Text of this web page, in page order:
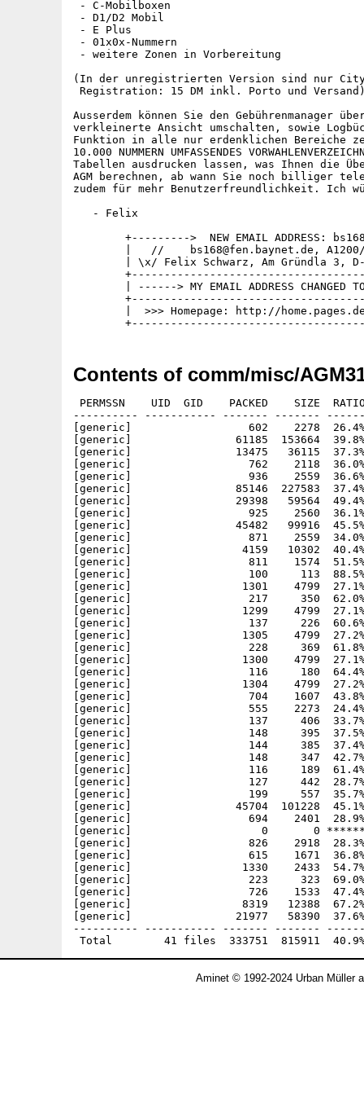
- C-Mobilboxen
- D1/D2 Mobil
- E Plus
- 01x0x-Nummern
- weitere Zonen in Vorbereitung
(In der unregistrierten Version sind nur
Registration: 15 DM inkl. Porto und
Ausserdem können Sie den Gebührenmanager
verkleinerte Ansicht umschalten, sowie
Funktion in alle nur erdenklichen Bereiche
10.000 NUMMERN UMFASSENDES
Tabellen ausdrucken lassen, was Ihnen die
AGM berechnen, ab wann Sie noch billiger
zudem für mehr Benutzerfreundlichkeit. Ich
   - Felix
+--------->  NEW EMAIL ADDRESS:
|   //    bs168@fen.baynet.de,
| \x/ Felix Schwarz, Am Gründla 3,
| ------> MY EMAIL ADDRESS CHANGED
|  >>> Homepage: http://
Contents of comm/misc/
PERMSSN    UID  GID    PACKED    SIZE
---------- ----------- ------- -------
[generic]                  602    2278  26.4% -
[generic]                61185  153664  39.8% -
[generic]                13475   36115  37.3% -
[generic]                  762    2118  36.0% -
[generic]                  936    2559  36.6% -
[generic]                85146  227583  37.4% -
[generic]                29398   59564  49.4% -
[generic]                  925    2560  36.1% -
[generic]                45482   99916  45.5% -
[generic]                  871    2559  34.0% -
[generic]                 4159   10302  40.4% -
[generic]                  811    1574  51.5% -
[generic]                  100     113  88.5% -
[generic]                 1301    4799  27.1% -
[generic]                  217     350  62.0% -
[generic]                 1299    4799  27.1% -
[generic]                  137     226  60.6% -
[generic]                 1305    4799  27.2% -
[generic]                  228     369  61.8% -
[generic]                 1300    4799  27.1% -
[generic]                  116     180  64.4% -
[generic]                 1304    4799  27.2% -
[generic]                  704    1607  43.8% -
[generic]                  555    2273  24.4% -
[generic]                  137     406  33.7% -
[generic]                  148     395  37.5% -
[generic]                  144     385  37.4% -
[generic]                  148     347  42.7% -
[generic]                  116     189  61.4% -
[generic]                  127     442  28.7% -
[generic]                  199     557  35.7% -
[generic]                45704  101228  45.1% -
[generic]                  694    2401  28.9% -
[generic]                    0       0 ****** -lh0-
[generic]                  826    2918  28.3% -
[generic]                  615    1671  36.8% -
[generic]                 1330    2433  54.7% -
[generic]                  223     323  69.0% -
[generic]                  726    1533  47.4% -
[generic]                 8319   12388  67.2% -
[generic]                21977   58390  37.6% -
---------- ----------- ------- -------
Aminet © 1992-2024 Urban Müller